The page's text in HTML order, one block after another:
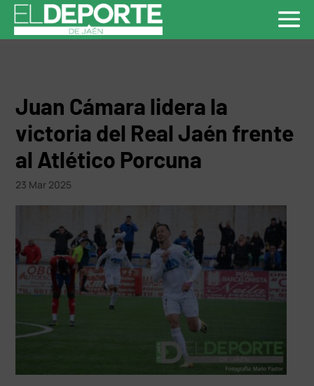
Juan Cámara lidera la
victoria del Real Jaén frente
al Atlético Porcuna
23 Mar 2025